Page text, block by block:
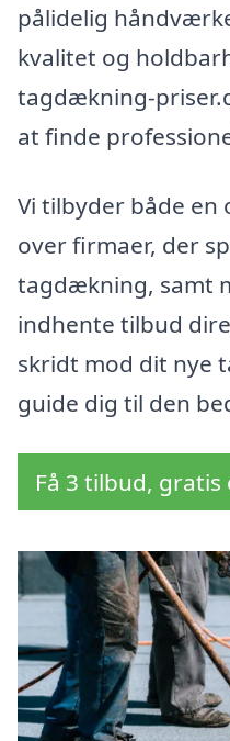
pålidelig
kvalitet og
tagdækning-
at finde
Vi tilbyder både
over firmaer, der
tagdækning, samt
indhente tilbud
skridt mod dit nye
guide dig til den
Få 3 tilbud,